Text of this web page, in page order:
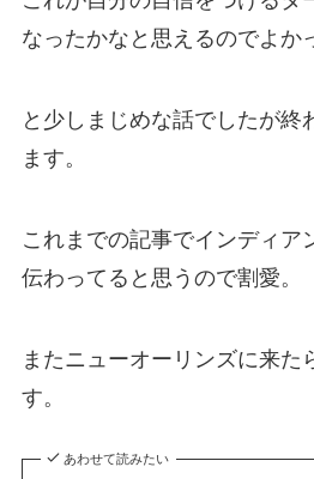
なったかなと思えるのでよか
と少しまじめな話でしたが終
ます。
これまでの記事でインディア
伝わってると思うので割愛。
またニューオーリンズに来た
す。
あわせて読みたい